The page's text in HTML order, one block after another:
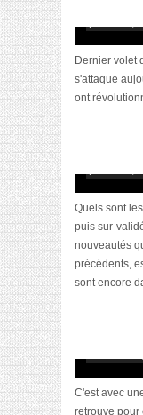
Dernier volet
s'attaque
ont
Quels sont
puis sur-
nouveautés
précédents,
sont encore
C'est avec
retrouve pour